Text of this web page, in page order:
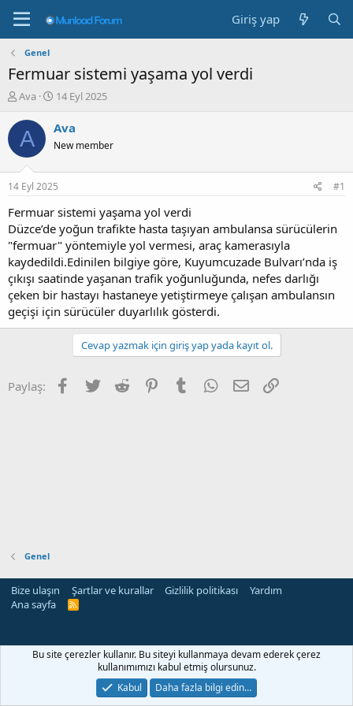
Giriş yap
Genel
Fermuar sistemi yaşama yol verdi
K
n
b
u
u
b
a
ş
l
a
t
a
n
Ava
B
ş
a
g
ı
ç
a
i
h
i
14 Eyl 2025
A Ava
New member
14 Eyl 2025 #1
Fermuar sistemi yaşama yol verdi
Düzce’de yoğun trafikte hasta taşıyan ambulansa sürücülerin
"fermuar" yöntemiyle yol vermesi, araç kamerasıyla
kaydedildi.Edinilen bilgiye göre, Kuyumcuzade Bulvarı’nda iş
çıkışı saatinde yaşanan trafik yoğunluğunda, nefes darlığı
çeken bir hastayı hastaneye yetiştirmeye çalışan ambulansın
geçişi için sürücüler duyarlılık gösterdi.
Cevap yazmak için giriş yap yada kayıt ol.
Paylaş: Facebook
Twitter Reddit PinterestTumblr WhatsApp
E-posta
Genel
Bize ulaşın Şartlar ve kurallar Gizlilik politikası
Yardım
Ana sayfa
R
Bu site çerezler kullanır. Bu siteyi kullanmaya devam ederek çerez
kullanımımızı kabul etmiş olursunuz.
Kabul
Daha fazla bilgi edin…